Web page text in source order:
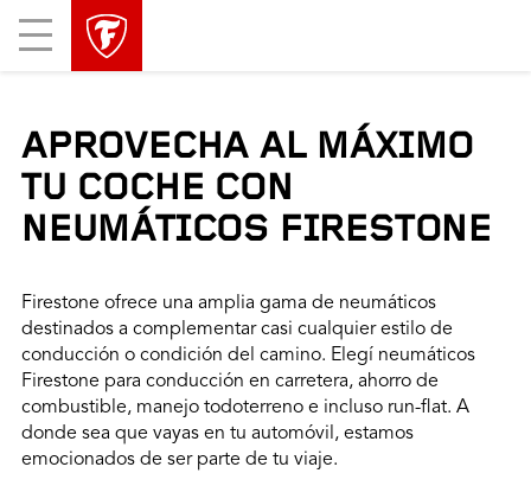
Mobile
Menu
APROVECHA AL MÁXIMO
TU COCHE CON
NEUMÁTICOS FIRESTONE
Firestone ofrece una amplia gama de neumáticos
destinados a complementar casi cualquier estilo de
conducción o condición del camino. Elegí neumáticos
Firestone para conducción en carretera, ahorro de
combustible, manejo todoterreno e incluso run-flat. A
donde sea que vayas en tu automóvil, estamos
emocionados de ser parte de tu viaje.